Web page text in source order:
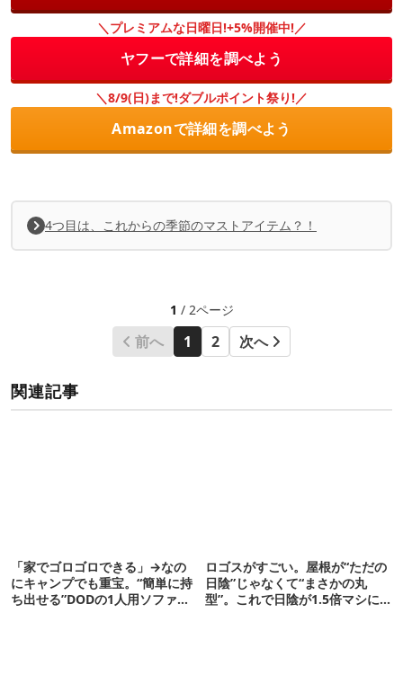
＼プレミアムな日曜日!+5%開催中!／
ヤフーで詳細を調べよう
＼8/9(日)まで!ダブルポイント祭り!／
Amazonで詳細を調べよう
4つ目は、これからの季節のマストアイテム？！
1 / 2ページ
前へ 1 2 次へ
関連記事
「家でゴロゴロできる」→なの
にキャンプでも重宝。“簡単に持
ち出せる”DODの1人用ソファが
ロゴスがすごい。屋根が“ただの
日陰”じゃなくて“まさかの丸
型”。これで日陰が1.5倍マシに